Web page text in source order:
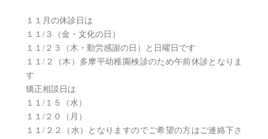
１１月の休診日は
１１/３（金・文化の日）
１１/２３（木・勤労感謝の日）と日曜日です
１１/２（木）多摩平幼稚園検診のため午前休診となりま
す
矯正相談日は
１１/１５（水）
１１/２０（月）
１１/２２（水）となりますのでご希望の方はご連絡下さ